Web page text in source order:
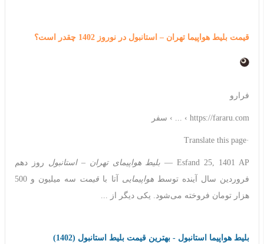
قیمت بلیط هواپیما تهران – استانبول در نوروز 1402 چقدر است؟
فرارو
https://fararu.com › ... › سفر
·Translate this page
Esfand 25, 1401 AP — بلیط هواپیمای تهران –استانبول روز دهم
فروردین سال آینده توسطهواپیمایی آتا با قیمت
سه میلیون و 500
هزار تومان فروخته می‌شود. یکی دیگر از ...
بلیط هواپیما استانبول - بهترین قیمت بلیط استانبول (1402)